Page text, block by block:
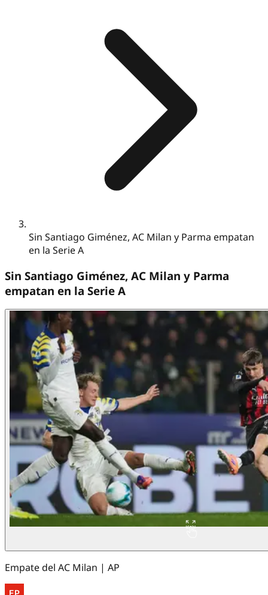
Sin Santiago Giménez, AC Milan y Parma empatan
en la Serie A
Sin Santiago Giménez, AC Milan y Parma
empatan en la Serie A
Empate del AC Milan | AP